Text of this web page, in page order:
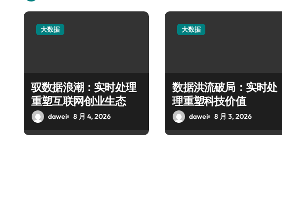
大数据
驭数据浪潮：实时处理
重塑互联网创业生态
dawei 8 月 4, 2026
大数据
数据洪流破局：实时处
理重塑科技价值
dawei 8 月 3, 2026